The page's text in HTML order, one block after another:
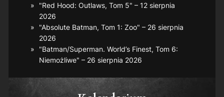
"Red Hood: Outlaws, Tom 5" – 12 sierpnia
2026
"Absolute Batman, Tom 1: Zoo" – 26 sierpnia
2026
"Batman/Superman. World’s Finest, Tom 6:
Niemożliwe" – 26 sierpnia 2026